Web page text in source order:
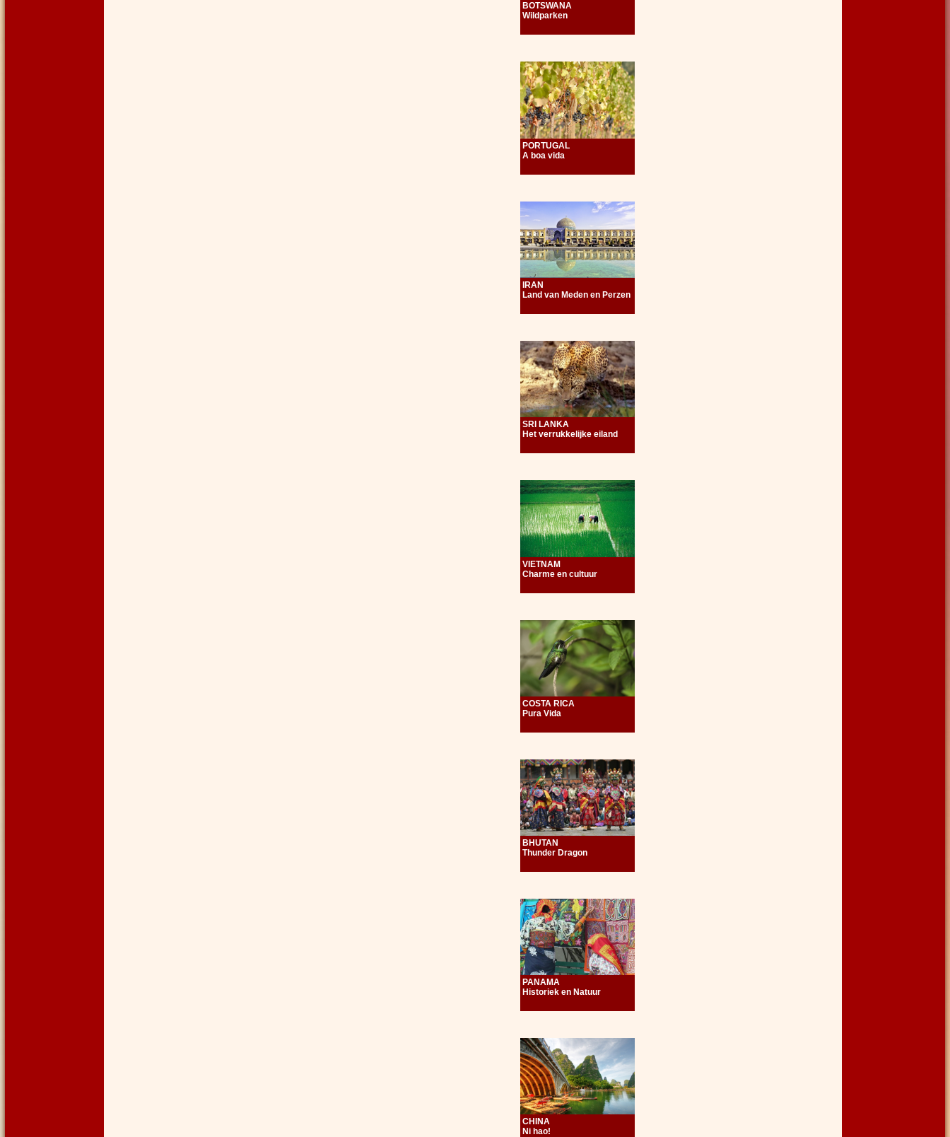
BOTSWANA
Wildparken
PORTUGAL
A boa vida
IRAN
Land van Meden en Perzen
SRI LANKA
Het verrukkelijke eiland
VIETNAM
Charme en cultuur
COSTA RICA
Pura Vida
BHUTAN
Thunder Dragon
PANAMA
Historiek en Natuur
CHINA
Ni hao!